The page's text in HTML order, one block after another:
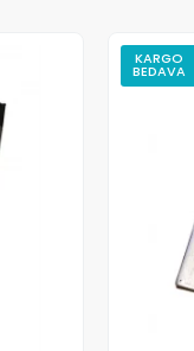
KARGO
BEDAVA